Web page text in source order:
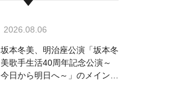
2026.08.06
坂本冬美、明治座公演「坂本冬
美歌手生活40周年記念公演～
今日から明日へ～」のメインビ